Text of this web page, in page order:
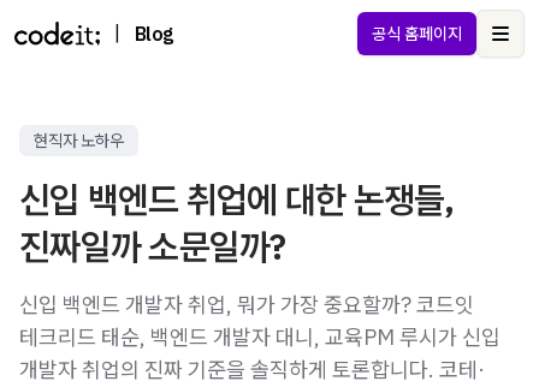
Blog 공식 홈페이지
현직자 노하우
신입 백엔드 취업에 대한 논쟁들,
진짜일까 소문일까?
신입 백엔드 개발자 취업, 뭐가 가장 중요할까? 코드잇
테크리드 태순, 백엔드 개발자 대니, 교육PM 루시가 신입
개발자 취업의 진짜 기준을 솔직하게 토론합니다. 코테·